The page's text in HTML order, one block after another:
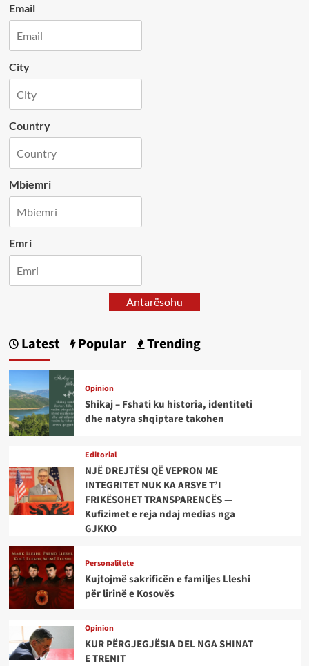
Email
City
Country
Mbiemri
Emri
Antarësohu
Latest Popular Trending
Opinion
Shikaj – Fshati ku historia, identiteti
dhe natyra shqiptare takohen
Editorial
NJË DREJTËSI QË VEPRON ME
INTEGRITET NUK KA ARSYE T’I
FRIKËSOHET TRANSPARENCËS —
Kufizimet e reja ndaj medias nga
GJKKO
Personalitete
Kujtojmë sakrificën e familjes Lleshi
për lirinë e Kosovës
Opinion
KUR PËRGJEGJËSIA DEL NGA SHINAT
E TRENIT